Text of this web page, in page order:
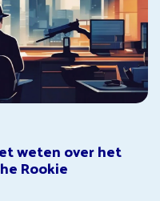
weten over het
Rookie